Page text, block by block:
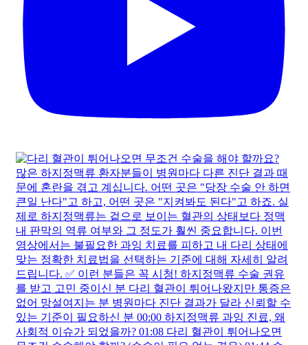
3개월마다 반복되는 투석혈관 시술, 계속해도 괜찮을까
요? | 투석하는 당신을 위한 건강정보💌투유 EP.11